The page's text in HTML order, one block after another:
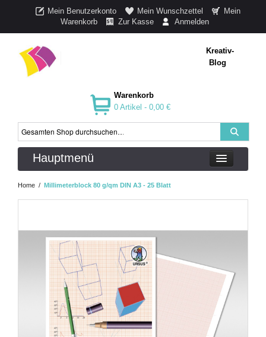
Mein Benutzerkonto Mein Wunschzettel
Mein
Warenkorb
Zur Kasse Anmelden
Kreativ-
Blog
Warenkorb
0 Artikel - 0,00 €
Hauptmenü
Home / Millimeterblock 80 g/qm DIN A3 - 25 Blatt